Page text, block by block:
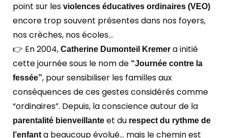
point sur les violences éducatives ordinaires (VEO)
encore trop souvent présentes dans nos foyers,
nos crèches, nos écoles…
👉 En 2004, Catherine Dumonteil Kremer a initié
cette journée sous le nom de “Journée contre la
fessée”, pour sensibiliser les familles aux
conséquences de ces gestes considérés comme
“ordinaires”. Depuis, la conscience autour de la
parentalité bienveillante et du respect du rythme de
l’enfanta beaucoup évolué… mais le chemin est